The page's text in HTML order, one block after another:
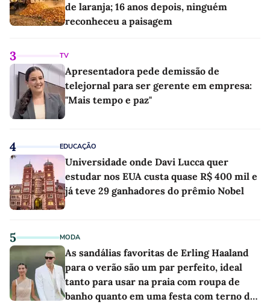
de laranja; 16 anos depois, ninguém
reconheceu a paisagem
3 TV
Apresentadora pede demissão de
telejornal para ser gerente em empresa:
"Mais tempo e paz"
4 EDUCAÇÃO
Universidade onde Davi Lucca quer
estudar nos EUA custa quase R$ 400 mil e
já teve 29 ganhadores do prêmio Nobel
5 MODA
As sandálias favoritas de Erling Haaland
para o verão são um par perfeito, ideal
tanto para usar na praia com roupa de
banho quanto em uma festa com terno de